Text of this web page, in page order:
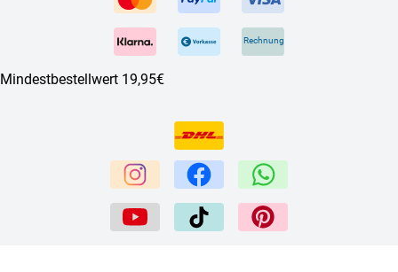
Rechnung
Mindestbestellwert 19,95€